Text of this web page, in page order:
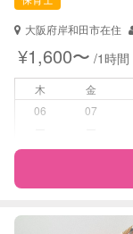
対応可能/特徴
病児対応
障がい児対応
レッスン
大阪府岸和田市在住
¥1,600〜 /1時間
木 金
06
07
特徴 料金